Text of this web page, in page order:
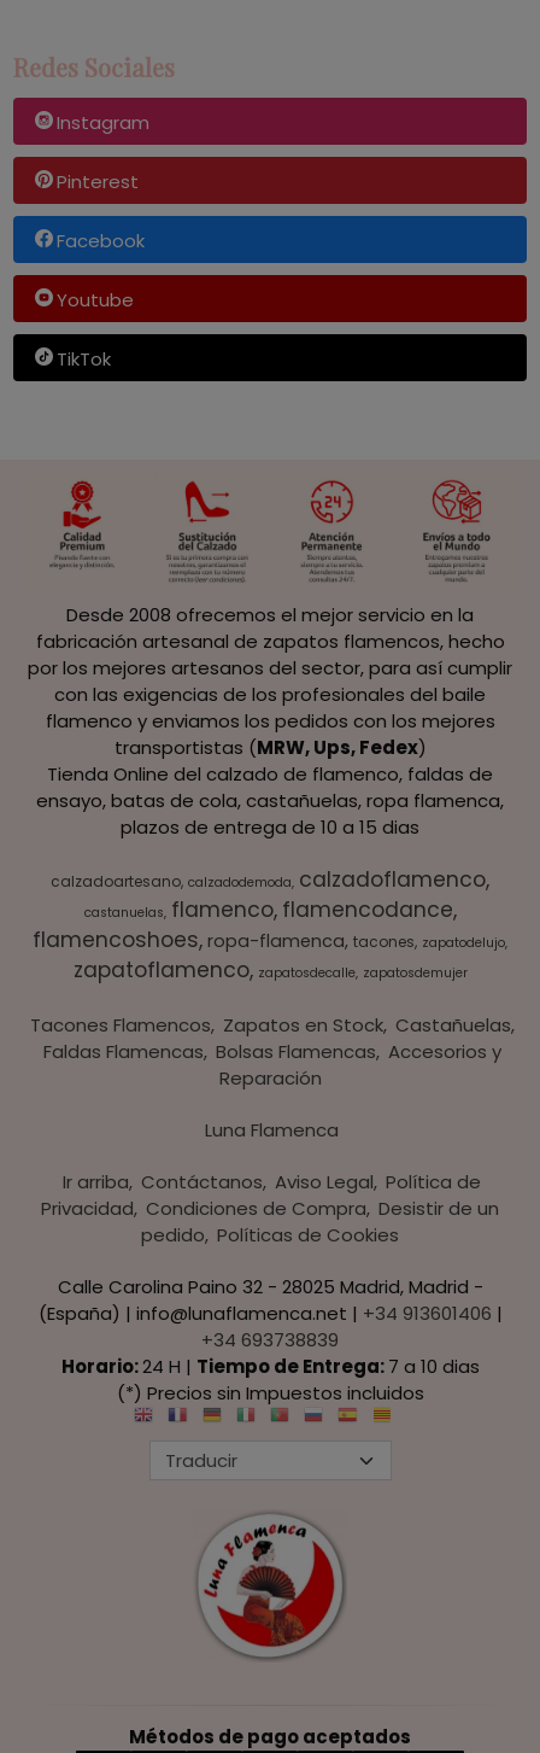
Redes Sociales
Instagram
Pinterest
Facebook
Youtube
TikTok
Desde 2008 ofrecemos el mejor servicio en la
fabricación artesanal de zapatos flamencos, hecho
por los mejores artesanos del sector, para así cumplir
con las exigencias de los profesionales del baile
flamenco y enviamos los pedidos con los mejores
transportistas (MRW, Ups, Fedex)
Tienda Online del calzado de flamenco, faldas de
ensayo, batas de cola, castañuelas, ropa flamenca,
plazos de entrega de 10 a 15 dias
calzadoartesano calzadodemoda calzadoflamenco
castanuelas flamenco flamencodance
flamencoshoes ropa-flamenca tacones zapatodelujo
zapatoflamenco zapatosdecalle zapatosdemujer
Tacones Flamencos Zapatos en Stock Castañuelas
Faldas Flamencas Bolsas Flamencas Accesorios y
Reparación
Luna Flamenca
Ir arriba Contáctanos Aviso Legal Política de
Privacidad Condiciones de Compra Desistir de un
pedido Políticas de Cookies
Calle Carolina Paino 32 - 28025 Madrid, Madrid -
(España) | info@lunaflamenca.net | +34 913601406 |
+34 693738839
Horario:24 H | Tiempo de Entrega:7 a 10 dias
(*) Precios sin Impuestos incluidos
Métodos de pago aceptados